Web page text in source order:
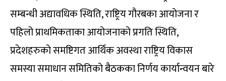
सम्बन्धी अद्यावधिक स्थिति, राष्ट्रिय गौरबका आयोजना र
पहिलो प्राथमिकताका आयोजनाको प्रगति स्थिति,
प्रदेशहरुको समष्टिगत आर्थिक अवस्था राष्ट्रिय विकास
समस्या समाधान समितिको बैठकका निर्णय कार्यान्वयन बारे